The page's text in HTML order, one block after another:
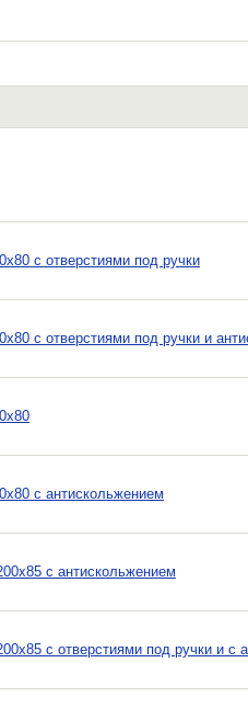
с отверстиями под ручки
с отверстиями под ручки и
с антискольжением
с антискольжением
с отверстиями под ручки и с